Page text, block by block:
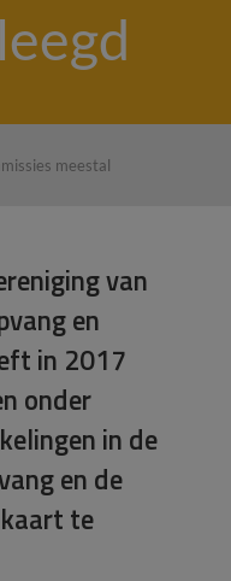
meestal
van
en
in 2017
onder
in de
en de
te